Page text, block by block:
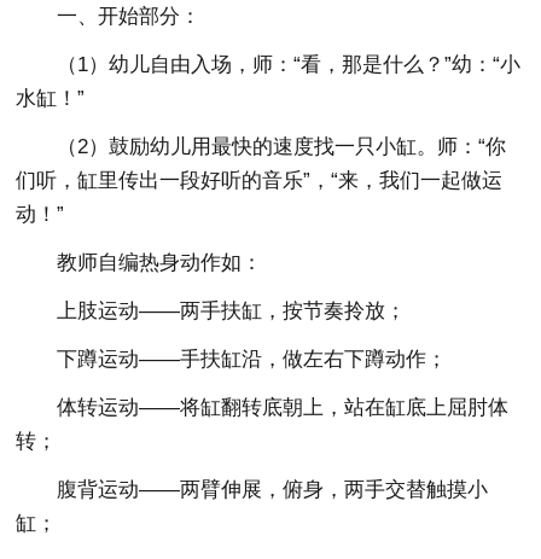
一、开始部分：
（1）幼儿自由入场，师：“看，那是什么？”幼：“小
水缸！”
（2）鼓励幼儿用最快的速度找一只小缸。师：“你
们听，缸里传出一段好听的音乐”，“来，我们一起做运
动！”
教师自编热身动作如：
上肢运动――两手扶缸，按节奏拎放；
下蹲运动――手扶缸沿，做左右下蹲动作；
体转运动――将缸翻转底朝上，站在缸底上屈肘体
转；
腹背运动――两臂伸展，俯身，两手交替触摸小
缸；